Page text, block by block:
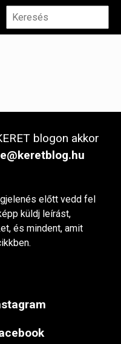
blogon akkor
előtt vedd fel
küldj leírást,
és mindent, amit